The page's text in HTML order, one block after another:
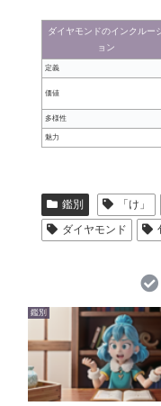
ダイヤモンドのインクルー
ョン
定義
価値
多様性
魅力
鑑別 「け」
ダイヤモンド
鑑別